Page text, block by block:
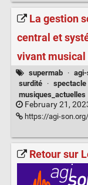
La gestion
central et
vivant musical
supermab ·
surdité
· spectacle
musiques_actuelles
February 21,
https://agi-son.org/agi-son/news-1/la-
Retour sur